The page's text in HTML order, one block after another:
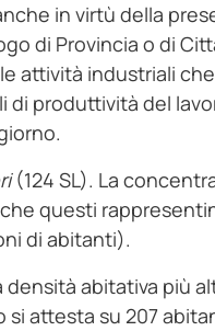
in virtù della
di Provincia o di
attività industriali
di produttività del
(124 SL). La
questi
di abitanti).
densità abitativa più
si attesta su 207